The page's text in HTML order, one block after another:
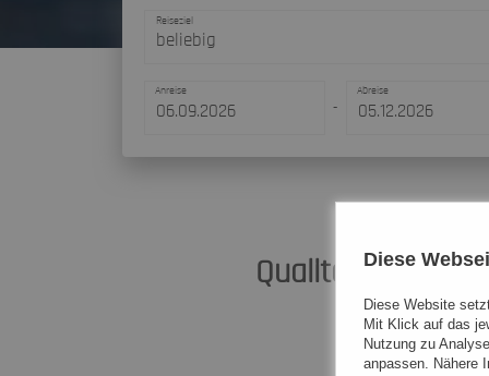
Reiseziel
beliebig
Anreise
-
Abreise
Qualität, die
Unsere
Diese
Diese Website
Mit Klick auf das
Nutzung zu
anpassen. Nähere